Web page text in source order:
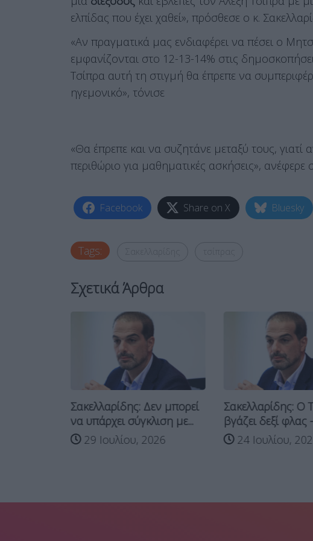
ελπίδας που έχει χαθεί», πρόσθεσε ο κ.
«Αν πραγματικά μας ενδιαφέρει να πέσει ο
εμφανίζονται στο 12-13-14% στις
Τσίπρα αυτή τη στιγμή θα έπρεπε να
ηγεμονικό», τόνισε
«Θα έπρεπε και να συζητάνε μεταξύ τους,
περιθώριο για μαθηματικές ασκήσεις», ανέφερε
Facebook Share on X Bluesky
Tags:
Σχετικά Άρθρα
Σακελλαρίδης: Δεν μπορεί
να υπάρχει σύγκλιση με...
29 Ιουλίου, 2026
Σακελλαρίδης: Ο
βγάζει δεξί φλας
24 Ιουλίου,